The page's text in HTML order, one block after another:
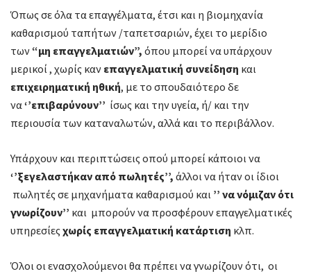
Όπως σε όλα τα επαγγέλματα, έτσι και η βιομηχανία
καθαρισμού ταπήτων /ταπετσαριών, έχει το μερίδιο
των “μη επαγγελματιών”, όπου μπορεί να υπάρχουν
μερικοί , χωρίς καν επαγγελματική συνείδηση και
επιχειρηματική ηθική, με το σπουδαιότερο δε
να ‘’επιβαρύνουν’’ ίσως και την υγεία, ή/ και την
περιουσία των καταναλωτών, αλλά και το περιβάλλον.
Υπάρχουν και περιπτώσεις οπού μπορεί κάποιοι να
‘’ξεγελαστήκαν από πωλητές’’, άλλοι να ήταν οι ίδιοι
πωλητές σε μηχανήματα καθαρισμού και ’’ να νόμιζαν ότι
γνωρίζουν’’ και μπορούν να προσφέρουν επαγγελματικές
υπηρεσίεςχωρίς επαγγελματική κατάρτιση κλπ.
Όλοι οι ενασχολούμενοι θα πρέπει να γνωρίζουν ότι, οι